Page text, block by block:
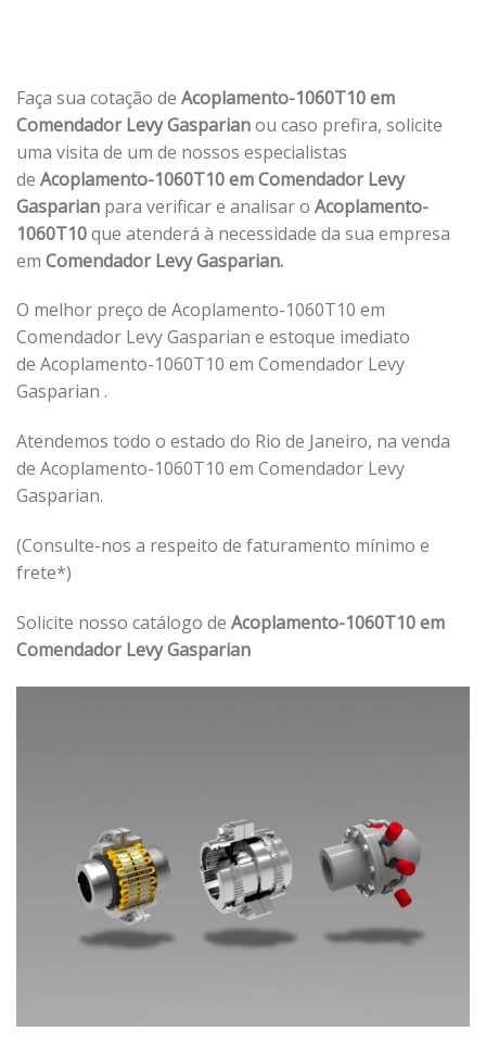
Faça sua cotação de Acoplamento-1060T10 em
Comendador Levy Gasparianou caso prefira, solicite
uma visita de um de nossos especialistas
de Acoplamento-1060T10 em Comendador Levy
Gasparian para verificar e analisar o Acoplamento-
1060T10que atenderá à necessidade da sua empresa
em Comendador Levy Gasparian.
O melhor preço de Acoplamento-1060T10 em
Comendador Levy Gasparian e estoque imediato
de Acoplamento-1060T10 em Comendador Levy
Gasparian .
Atendemos todo o estado do Rio de Janeiro, na venda
de Acoplamento-1060T10 em Comendador Levy
Gasparian.
(Consulte-nos a respeito de faturamento mínimo e
frete*)
Solicite nosso catálogo de Acoplamento-1060T10 em
Comendador Levy Gasparian